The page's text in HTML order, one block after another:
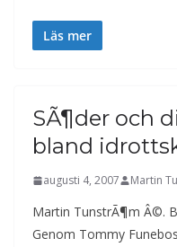
Läs mer
SÃ¶der och
bland
augusti 4, 2007 Martin
Martin TunstrÃ¶m Â©.
Genom Tommy